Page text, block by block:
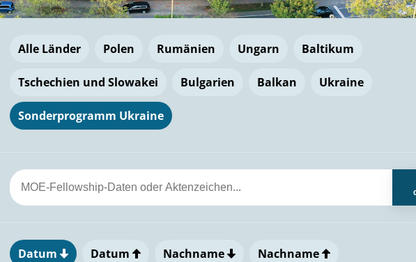
Alle Länder Polen Rumänien Ungarn Baltikum
Tschechien und Slowakei Bulgarien Balkan Ukraine
Sonderprogramm Ukraine
Datum Datum Nachname Nachname